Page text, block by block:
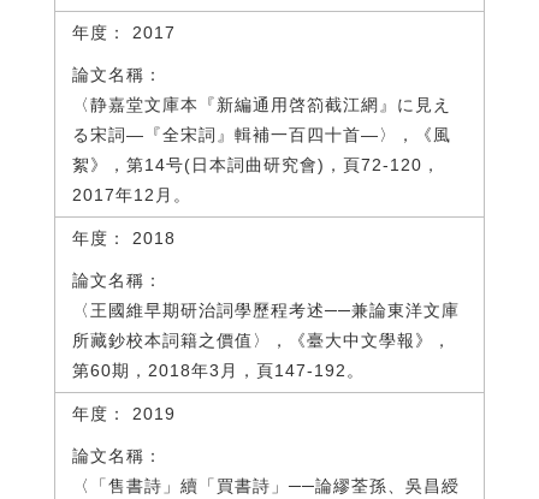
2017
〈静嘉堂文庫本『新編通用啓箚截江網』に見え
る宋詞―『全宋詞』輯補一百四十首―〉，《風
絮》，第14号(日本詞曲研究會)，頁72-120，
2017年12月。
2018
〈王國維早期研治詞學歷程考述──兼論東洋文庫
所藏鈔校本詞籍之價值〉，《臺大中文學報》，
第60期，2018年3月，頁147-192。
2019
〈「售書詩」續「買書詩」──論繆荃孫、吳昌綬